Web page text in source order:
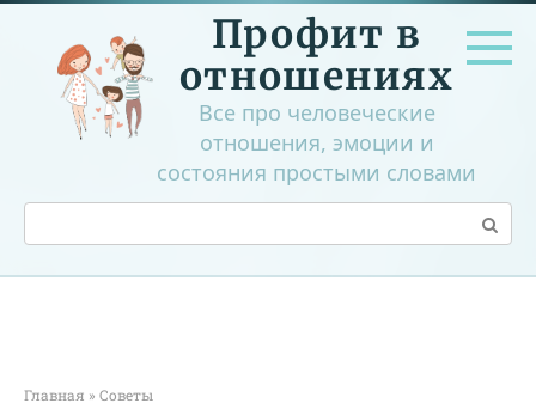
Перейти
контенту
Профит в
отношениях
Все про человеческие
отношения, эмоции и
состояния простыми словами
Поиск:
Главная » Советы